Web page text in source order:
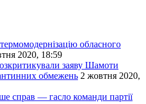
обласного
2020, 18:59
заяву Шамоти
обмежень 2 жовтня 2020,
справ — гасло команди партії